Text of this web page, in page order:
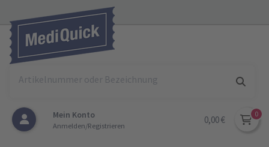
Mein Konto
Anmelden/Registrieren
0,00 €